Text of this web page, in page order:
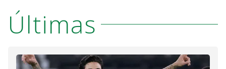
Últimas